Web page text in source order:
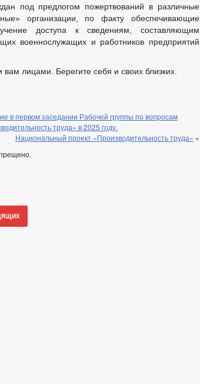
под предлогом пожертвований в различные
организации, по факту обеспечивающие
доступа к сведениям, составляющим
военнослужащих и работников предприятий
лицами. Берегите себя и своих близких.
в первом заседании Рабочей группы по вопросам
труда» в 2025 году.
Национальный проект «Производительность труда» »